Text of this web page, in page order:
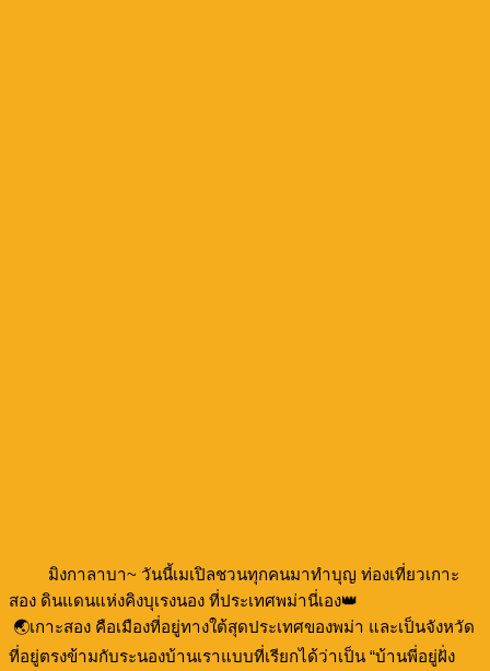
มิงกาลาบา~ วันนี้เมเปิลชวนทุกคนมาทำบุญ ท่องเที่ยวเกาะ
สอง ดินแดนแห่งคิงบุเรงนอง ที่ประเทศพม่านี่เอง👑
🌏เกาะสอง คือเมืองที่อยู่ทางใต้สุดประเทศของพม่า และเป็นจังหวัด
ที่อยู่ตรงข้ามกับระนองบ้านเราแบบที่เรียกได้ว่าเป็น “บ้านพี่อยู่ฝั่ง